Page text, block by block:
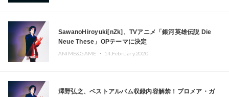
SawanoHiroyuki[nZk]、TVアニメ「銀河英雄伝説 Die
Neue These」OPテーマに決定
ANIME&GAME ・ 14.February.2020
澤野弘之、ベストアルバム収録内容解禁！プロメア・ガ